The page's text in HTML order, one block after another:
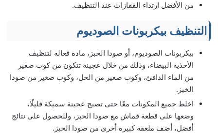
من الأفضل ارتداء القفازات عند التنظيف.
التنظيف بيكربونات الصوديوم
بيكربونات الصوديوم، أو صودا الخبز، مادة فعالة لتنظيف
الأحذية البيضاء، وذلك من خلال عجينة تتكون من كوب صغير
من الماء الدافئ، وكوب صغير من الخل، وكوب صغير من صودا
الخبز.
اخلط جميع المكونات معًا حتى تصبح عجينة سميكة قليلًا،
وضعها على قطعة قماش مع صودا الخبز، وللحصول على نتائج
أفضل، أضف ملعقة كبيرة أخرى من صودا الخبز.